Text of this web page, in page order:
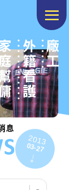
息
2013
03-27